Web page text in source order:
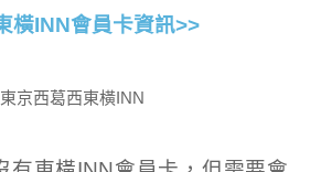
橫INN會員卡資訊>>